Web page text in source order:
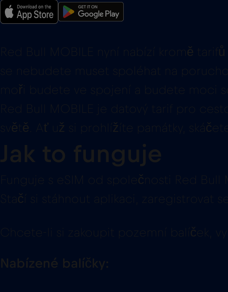
Red Bull MOBILE nyní nabízí kromě
se nebudete muset spoléhat na
moři budete ve spojení a budete moci
Red Bull MOBILE je datový tarif pro
světě. Ať už si prohlížíte památky,
Jak to funguje
Funguje s eSIM od společnosti Red Bull
Stačí si stáhnout aplikaci, zaregistrovat
Chcete-li si zakoupit pozemní balíček,
Nabízené balíčky: